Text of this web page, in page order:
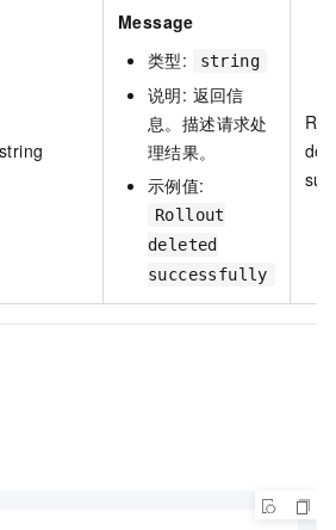
string
Message
类型:
string
说明: 返回信
息。描述请求处
理结果。
示例值:
Rollout
deleted
successfully